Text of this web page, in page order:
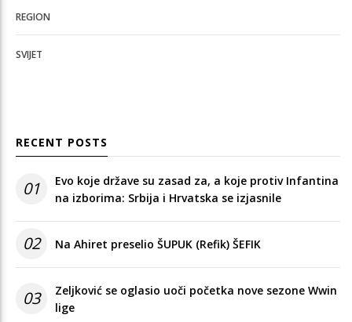
REGION
SVIJET
RECENT POSTS
01
Evo koje države su zasad za, a koje protiv Infantina
na izborima: Srbija i Hrvatska se izjasnile
02 Na Ahiret preselio ŠUPUK (Refik) ŠEFIK
03
Zeljković se oglasio uoči početka nove sezone Wwin
lige